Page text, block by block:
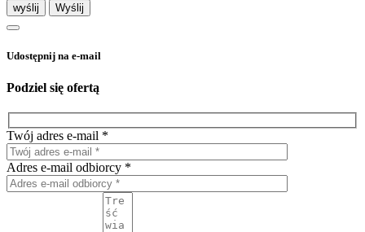
wyślij
Udostępnij na e-mail
Podziel się ofertą
Twój adres e-mail *
Adres e-mail odbiorcy *